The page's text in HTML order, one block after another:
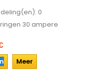
0
30 ampere
Meer